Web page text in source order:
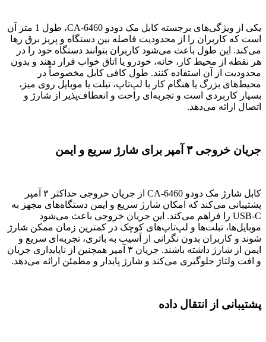
یکی از ویژگی‌های برجسته کابل مک دودو CA-6460، طول 1 متر آن
است که کاربران را از محدودیت فاصله بین دستگاه و پریز برق رها
می‌کند. این طول باعث می‌شود کاربران بتوانند دستگاه خود را در
هر نقطه از محیط کار، خانه، خودرو یا اتاق خواب قرار دهند و بدون
محدودیت از آن استفاده کنند. طول کافی کابل مخصوصاً در
محیط‌های بزرگ یا هنگام کار با لپ‌تاپ، تبلت یا موبایل روی میز،
بسیار کاربردی است و تجربه‌ای راحت و انعطاف‌پذیر از شارژ و
اتصال ارائه می‌دهد.
جریان خروجی ۳ آمپر برای شارژ سریع و ایمن
کابل شارژ مک دودو CA-6460 از جریان خروجی حداکثر ۳ آمپر
پشتیبانی می‌کند که امکان شارژ سریع و ایمن دستگاه‌های مجهز به
USB-C را فراهم می‌کند. این جریان خروجی باعث می‌شود
موبایل‌ها، تبلت‌ها و لپ‌تاپ‌های کوچک در کمترین زمان ممکن شارژ
شوند و کاربران بدون نگرانی از آسیب به باتری، تجربه‌ای سریع و
ایمن از شارژ داشته باشند. جریان ۳ آمپر همچنین از ناپایداری جریان
و افت ولتاژ جلوگیری می‌کند و شارژ پایدار و مطمئن ارائه می‌دهد.
پشتیبانی از انتقال داده